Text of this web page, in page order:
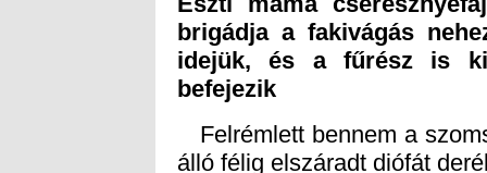
befejezik
Felrémlett bennem a
álló félig elszáradt diófát
egy hatósági eljárás, ami
pótlás érdekében fizessen
azért a cseresznyefáért,